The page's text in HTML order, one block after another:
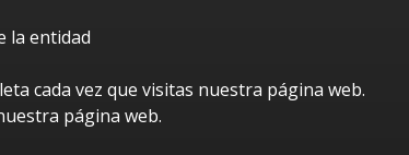
la entidad
cada vez que visitas nuestra página web.
página web.